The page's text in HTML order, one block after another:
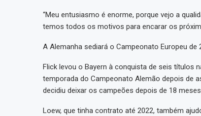
“Meu entusiasmo é enorme, porque vejo a
temos todos os motivos para encarar os
A Alemanha sediará o Campeonato Europeu de
Flick levou o Bayern à conquista de seis títulos
temporada do Campeonato Alemão depois de
decidiu deixar os campeões depois de 18
Loew, que tinha contrato até 2022, também